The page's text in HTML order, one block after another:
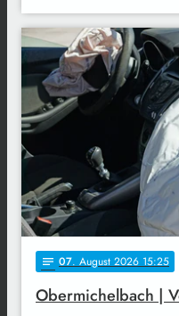
notes 07. August 2026 15:25
Obermichelbach |